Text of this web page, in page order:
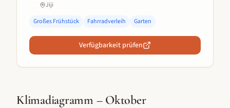
Jiji
Großes Frühstück
Fahrradverleih Garten
Verfügbarkeit prüfen
Klimadiagramm – Oktober